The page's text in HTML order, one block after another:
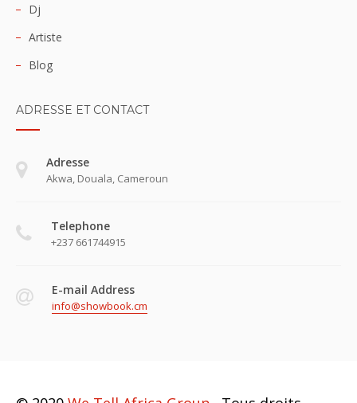
Dj
Artiste
Blog
ADRESSE ET CONTACT
Adresse
Akwa, Douala, Cameroun
Telephone
+237 661744915
E-mail Address
info@showbook.cm